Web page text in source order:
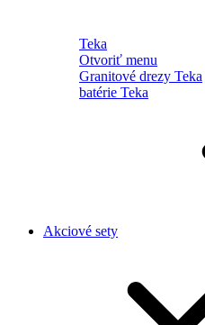
Teka
Otvoriť menu
Granitové drezy Teka
batérie Teka
Akciové sety